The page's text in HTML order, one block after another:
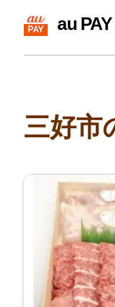
寄付上限
副業・
個人事
個人事
ふるさ
au
三好市